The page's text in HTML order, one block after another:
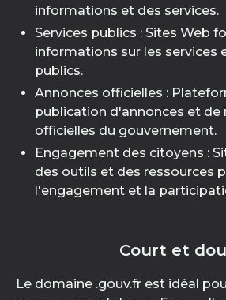
informations et des services.
Services publics : Sites Web
informations sur les services
publics.
Annonces officielles :
publication d'annonces et de
officielles du gouvernement.
Engagement des citoyens :
des outils et des ressources
l'engagement et la
Court et
Le domaine .gouv.fr est idéal